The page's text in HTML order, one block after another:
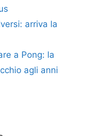
arriva la
a Pong: la
agli anni